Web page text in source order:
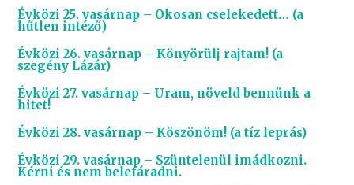
Évközi 25. vasárnap – Okosan cselekedett… (a
hűtlen intéző)
Évközi 26. vasárnap – Könyörülj rajtam! (a
szegény Lázár)
Évközi 27. vasárnap – Uram, növeld bennünk a
hitet!
Évközi 28. vasárnap – Köszönöm! (a tíz leprás)
Évközi 29. vasárnap – Szüntelenül imádkozni.
Kérni és nem belefáradni.